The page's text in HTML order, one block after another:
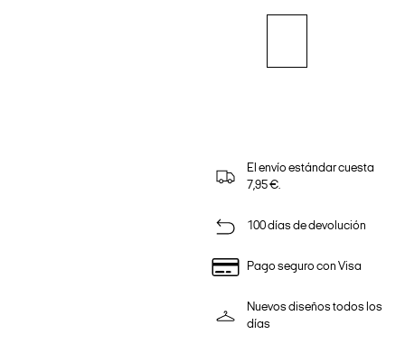
El envío estándar cuesta
7,95 €.
100 días de devolución
Pago seguro con Visa
Nuevos diseños todos los
días